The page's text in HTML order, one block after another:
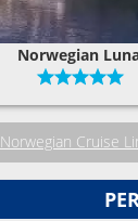
Norwegian
Norwegian Cruise